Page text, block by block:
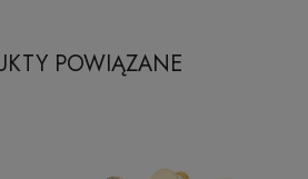
POWIĄZANE